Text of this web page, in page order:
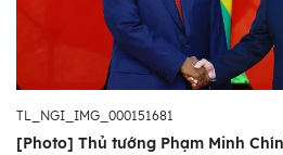
TL_NGI_IMG_000151681
[Photo] Thủ tướng Phạm Minh